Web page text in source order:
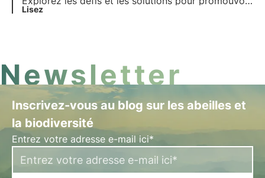
les énergies renouvelables et l'efficacité
Lisez
Newsletter
Inscrivez-vous au blog sur les abeilles et
la biodiversité
Entrez votre adresse e-mail ici*